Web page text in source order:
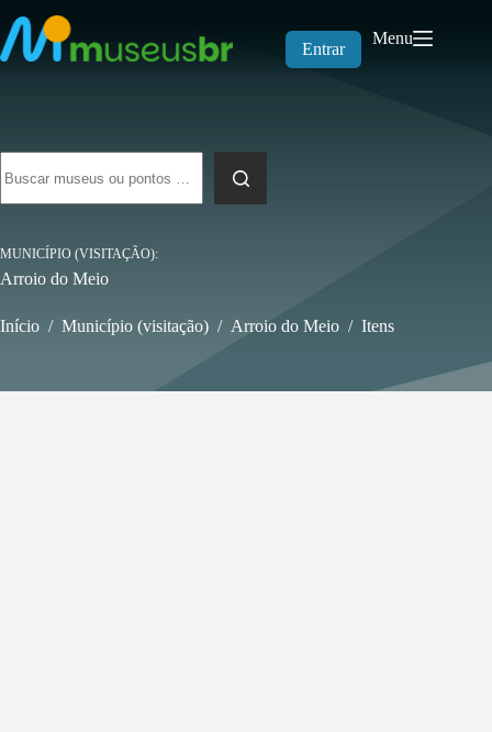
para
o
conteúdo
Entrar
Menu
resultados
MUNICÍPIO (VISITAÇÃO)
Arroio do Meio
Início / Município (visitação) / Arroio do Meio / Itens